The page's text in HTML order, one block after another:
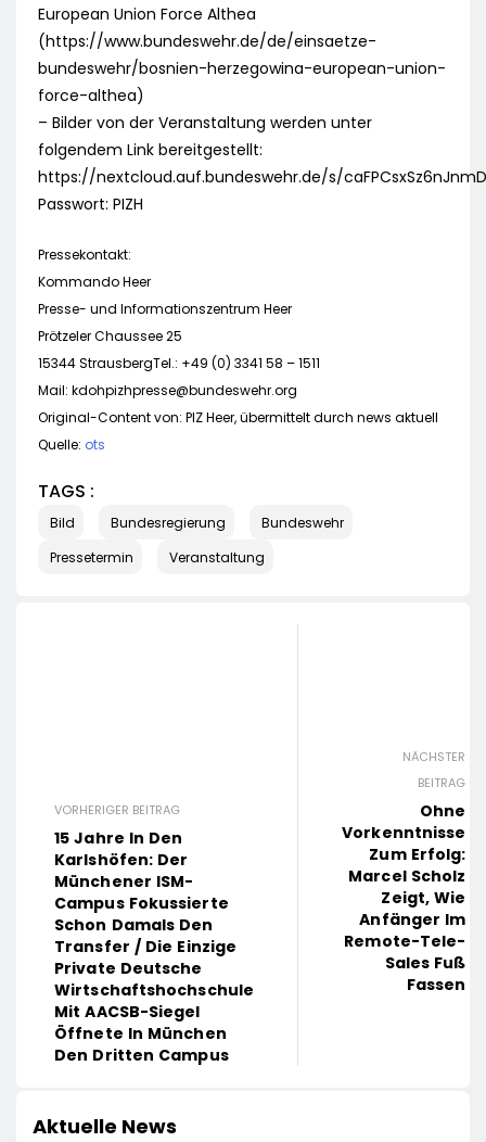
European Union Force Althea
(https://www.bundeswehr.de/de/einsaetze-
bundeswehr/bosnien-herzegowina-european-union-
force-althea)
– Bilder von der Veranstaltung werden unter
folgendem Link bereitgestellt:
https://nextcloud.auf.bundeswehr.de/s/caFPCsxSz6nJnmD
Passwort: PIZH
Pressekontakt:
Kommando Heer
Presse- und Informationszentrum Heer
Prötzeler Chaussee 25
15344 StrausbergTel.: +49 (0) 3341 58 – 1511
Mail: kdohpizhpresse@bundeswehr.org
Original-Content von: PIZ Heer, übermittelt durch news aktuell
Quelle: ots
TAGS :
Bild Bundesregierung
Bundeswehr
Pressetermin
Veranstaltung
VORHERIGER BEITRAG
15 Jahre In Den
Karlshöfen: Der
Münchener ISM-
Campus Fokussierte
Schon Damals Den
Transfer / Die Einzige
Private Deutsche
Wirtschaftshochschule
Mit AACSB-Siegel
Öffnete In München
Den Dritten Campus
NÄCHSTER
BEITRAG
Ohne
Vorkenntnisse
Zum Erfolg:
Marcel Scholz
Zeigt, Wie
Anfänger Im
Remote-Tele-
Sales Fuß
Fassen
Aktuelle News